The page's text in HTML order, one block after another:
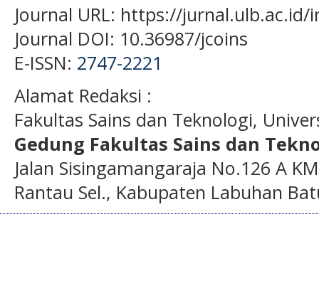
Journal URL: https://jurnal.ulb.ac.id/
Journal DOI: 10.36987/jcoins
E-ISSN: 2747-2221
Alamat Redaksi :
Fakultas Sains dan Teknologi,
Gedung Fakultas Sains dan
Jalan Sisingamangaraja No.126 A
Rantau Sel., Kabupaten Labuhan